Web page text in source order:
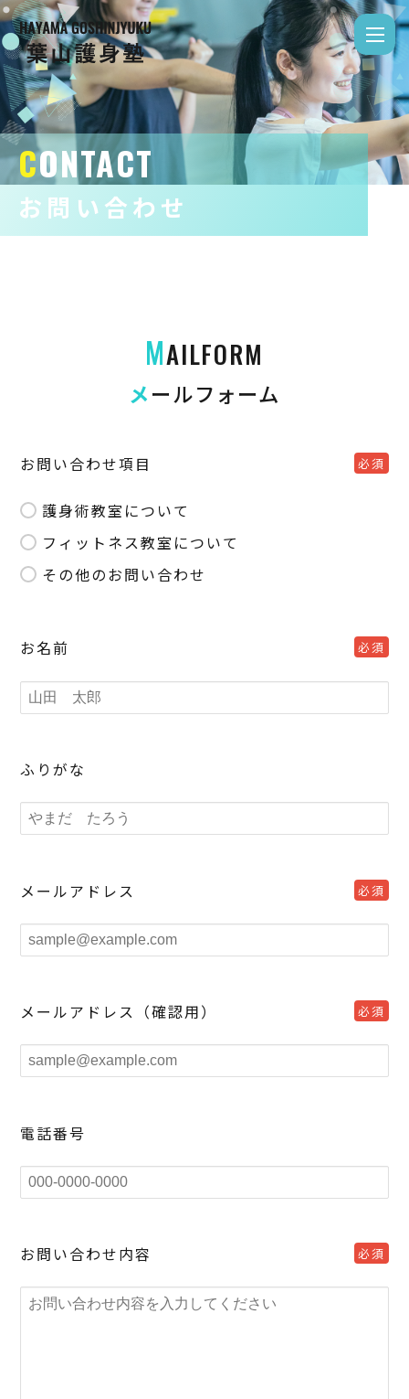
CONTACT
お問い合わせ
Copyright © 2026葉山護身塾
MAILFORM
メールフォーム
お問い合わせ項目 必須
護身術教室について
フィットネス教室について
その他のお問い合わせ
お名前 必須
ふりがな
メールアドレス 必須
メールアドレス（確認用） 必須
電話番号
お問い合わせ内容 必須